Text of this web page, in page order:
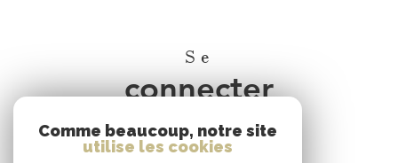
Se
connecter
espace propriétaire
Comme beaucoup, notre site
utilise les cookies